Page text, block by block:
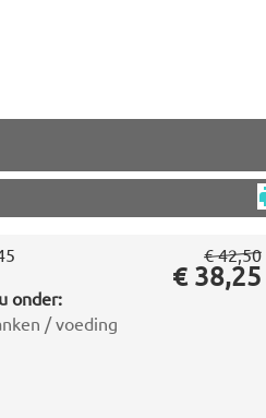
onder:
/ voeding
€ 42,50
€ 38,25